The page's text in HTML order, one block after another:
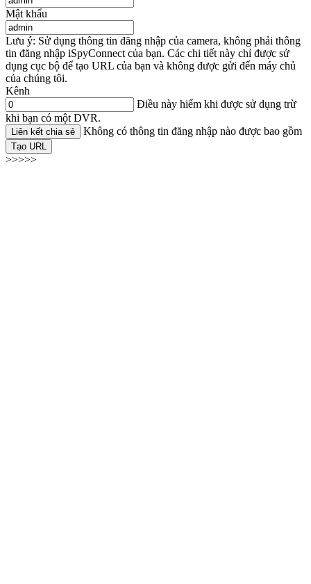
Mật khẩu
Lưu ý: Sử dụng thông tin đăng nhập của camera, không phải thông
tin đăng nhập iSpyConnect của bạn. Các chi tiết này chỉ được sử
dụng cục bộ để tạo URL của bạn và không được gửi đến máy chủ
của chúng tôi.
Kênh
Điều này hiếm khi được sử dụng trừ
khi bạn có một DVR.
Liên kết chia sẻ Không có thông tin đăng nhập nào được bao gồm
Tạo URL
>>>>>